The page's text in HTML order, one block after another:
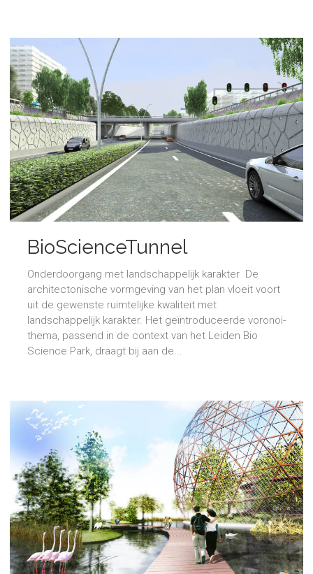
BioScienceTunnel
Onderdoorgang met landschappelijk karakter De
architectonische vormgeving van het plan vloeit voort
uit de gewenste ruimtelijke kwaliteit met
landschappelijk karakter. Het geïntroduceerde voronoi-
thema, passend in de context van het Leiden Bio
Science Park, draagt bij aan de...